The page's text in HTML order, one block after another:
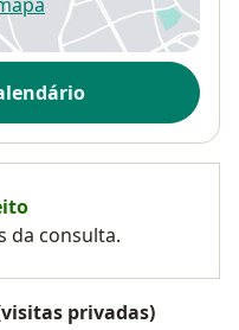
num novo separador
da consulta.
privadas)